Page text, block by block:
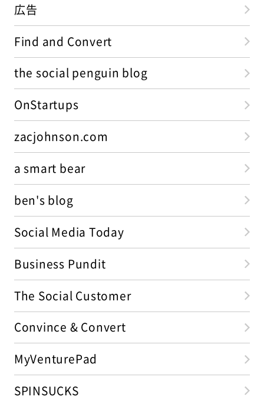
広告
Find and Convert
the social penguin blog
OnStartups
zacjohnson.com
a smart bear
ben's blog
Social Media Today
Business Pundit
The Social Customer
Convince & Convert
MyVenturePad
SPINSUCKS